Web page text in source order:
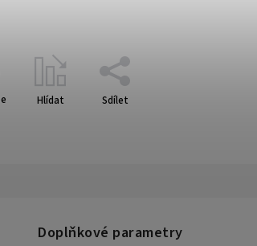
Hlídat Sdílet
Doplňkové parametry